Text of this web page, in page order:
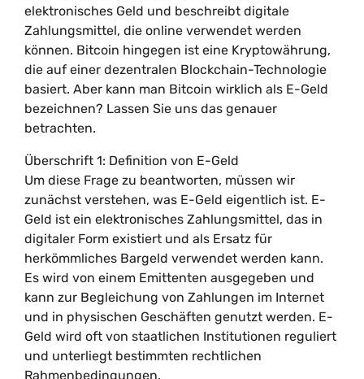
elektronisches Geld und beschreibt digitale
Zahlungsmittel, die online verwendet werden
können. Bitcoin hingegen ist eine Kryptowährung,
die auf einer dezentralen Blockchain-Technologie
basiert. Aber kann man Bitcoin wirklich als E-Geld
bezeichnen? Lassen Sie uns das genauer
betrachten.
Überschrift 1: Definition von E-Geld
Um diese Frage zu beantworten, müssen wir
zunächst verstehen, was E-Geld eigentlich ist. E-
Geld ist ein elektronisches Zahlungsmittel, das in
digitaler Form existiert und als Ersatz für
herkömmliches Bargeld verwendet werden kann.
Es wird von einem Emittenten ausgegeben und
kann zur Begleichung von Zahlungen im Internet
und in physischen Geschäften genutzt werden. E-
Geld wird oft von staatlichen Institutionen reguliert
und unterliegt bestimmten rechtlichen
Rahmenbedingungen.